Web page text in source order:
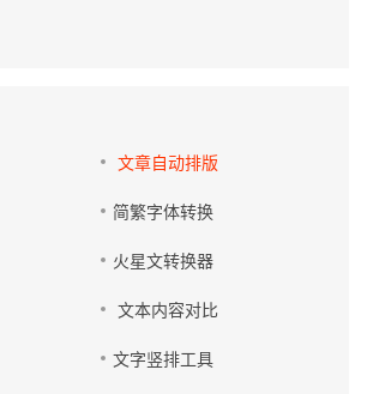
文章自动排版
简繁字体转换
火星文转换器
文本内容对比
文字竖排工具